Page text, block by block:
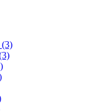
(3)